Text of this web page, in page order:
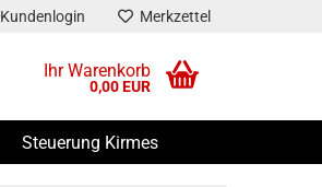
Kundenlogin Merkzettel
Ihr Warenkorb
0,00 EUR
Steuerung Kirmes